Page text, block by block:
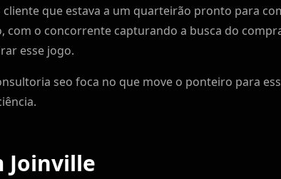
que estava a um quarteirão pronto para
com o concorrente capturando a busca do
esse jogo.
seo foca no que move o ponteiro para
Joinville